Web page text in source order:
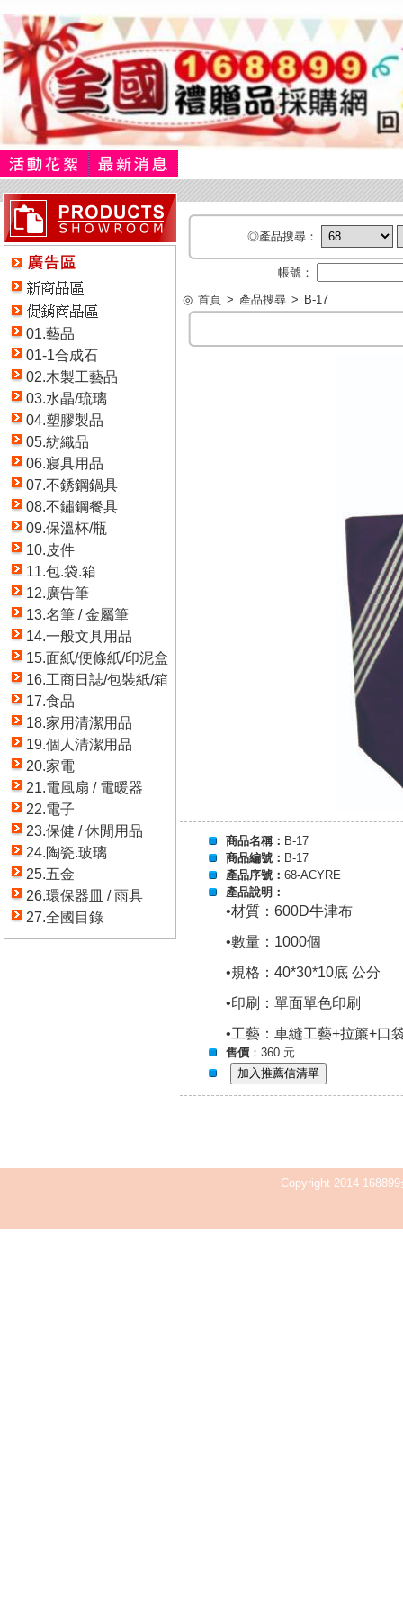
01.藝品
01-1合成石
02.木製工藝品
03.水晶/琉璃
04.塑膠製品
05.紡織品
06.寢具用品
07.不銹鋼鍋具
08.不鏽鋼餐具
09.保溫杯/瓶
10.皮件
11.包.袋.箱
12.廣告筆
13.名筆 / 金屬筆
14.一般文具用品
15.面紙/便條紙/印泥盒
16.工商日誌/包裝紙/箱
17.食品
18.家用清潔用品
19.個人清潔用品
20.家電
21.電風扇 / 電暖器
22.電子
23.保健 / 休閒用品
24.陶瓷.玻璃
25.五金
26.環保器皿 / 雨具
27.全國目錄
◎產品搜尋：
帳號：
◎ 首頁 > 產品搜尋 > B-17
商品名稱： B-17
商品編號： B-17
產品序號： 68-ACYRE
產品說明：
•材質：600D牛津布
•數量：1000個
•規格：40*30*10底 公分
•印刷：單面單色印刷
•工藝：車縫工藝+拉簾+口
售價 ：360 元
Copyright 2014